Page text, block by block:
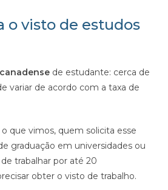
o visto de estudos
de estudante: cerca de
variar de acordo com a taxa de
que vimos, quem solicita esse
graduação em universidades ou
trabalhar por até 20
obter o visto de trabalho.